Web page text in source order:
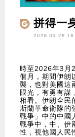
拼得一
2026.03.28
時至2026年3月
個月，期間伊朗
襲，也對美國這
眼光，有勇有謀
相看。伊朗全民
斯蘭革命衛隊的
戰爭」中的中國
戰爭中，中、伊
性，視他國人民